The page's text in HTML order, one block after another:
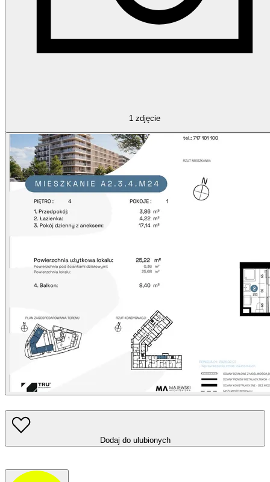
1 zdjęcie
Dodaj do ulubionych